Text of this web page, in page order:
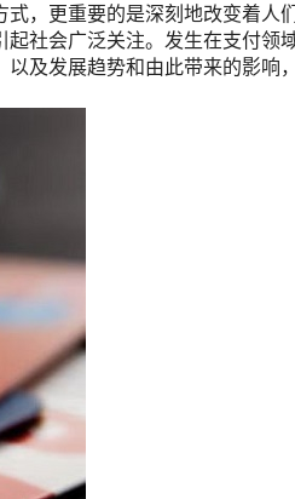
，更重要的是深刻地改变着人
社会广泛关注。发生在支付领
及发展趋势和由此带来的影响